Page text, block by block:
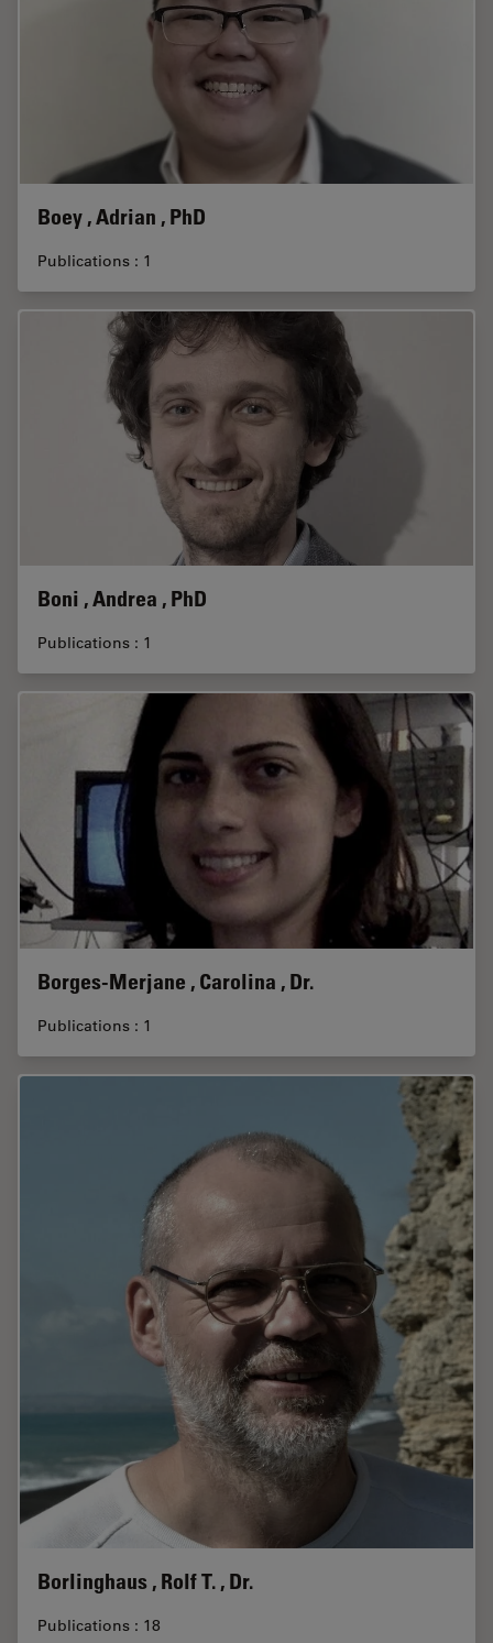
Boey , Adrian , PhD
Publications : 1
Boni , Andrea , PhD
Publications : 1
Borges-Merjane , Carolina , Dr.
Publications : 1
Borlinghaus , Rolf T. , Dr.
Publications : 18